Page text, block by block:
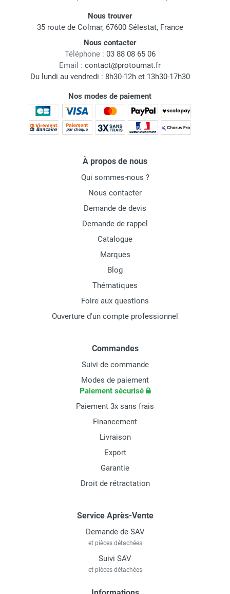
Nous trouver
35 route de Colmar, 67600 Sélestat, France
Nous contacter
Téléphone : 03 88 08 65 06
Email : contact@protoumat.fr
Du lundi au vendredi : 8h30-12h et 13h30-17h30
Nos modes de paiement
À propos de nous
Qui sommes-nous ?
Nous contacter
Demande de devis
Demande de rappel
Catalogue
Marques
Blog
Thématiques
Foire aux questions
Ouverture d'un compte professionnel
Commandes
Suivi de commande
Modes de paiement
Paiement sécurisé
Paiement 3x sans frais
Financement
Livraison
Export
Garantie
Droit de rétractation
Service Après-Vente
Demande de SAV
et pièces détachées
Suivi SAV
et pièces détachées